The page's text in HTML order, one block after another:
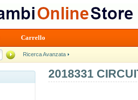
Carrello
Ricerca Avanzata
2018331